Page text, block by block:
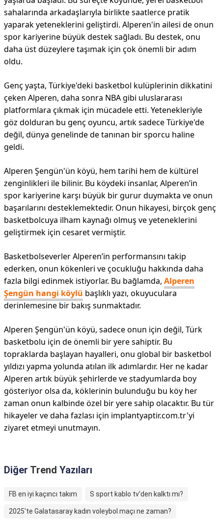
sahalarında arkadaşlarıyla birlikte saatlerce pratik
yaparak yeteneklerini geliştirdi. Alperen'in ailesi de onun
spor kariyerine büyük destek sağladı. Bu destek, onu
daha üst düzeylere taşımak için çok önemli bir adım
oldu.
Genç yaşta, Türkiye'deki basketbol kulüplerinin dikkatini
çeken Alperen, daha sonra NBA gibi uluslararası
platformlara çıkmak için mücadele etti. Yetenekleriyle
göz dolduran bu genç oyuncu, artık sadece Türkiye'de
değil, dünya genelinde de tanınan bir sporcu haline
geldi.
Alperen Şengün'ün köyü, hem tarihi hem de kültürel
zenginlikleri ile bilinir. Bu köydeki insanlar, Alperen’in
spor kariyerine karşı büyük bir gurur duymakta ve onun
başarılarını desteklemektedir. Onun hikayesi, birçok genç
basketbolcuya ilham kaynağı olmuş ve yeteneklerini
geliştirmek için cesaret vermiştir.
Basketbolseverler Alperen’in performansını takip
ederken, onun kökenleri ve çocukluğu hakkında daha
fazla bilgi edinmek istiyorlar. Bu bağlamda, Alperen
Şengün hangi köylü başlıklı yazı, okuyuculara
derinlemesine bir bakış sunmaktadır.
Alperen Şengün'ün köyü, sadece onun için değil, Türk
basketbolu için de önemli bir yere sahiptir. Bu
topraklarda başlayan hayalleri, onu global bir basketbol
yıldızı yapma yolunda atılan ilk adımlardır. Her ne kadar
Alperen artık büyük şehirlerde ve stadyumlarda boy
gösteriyor olsa da, köklerinin bulunduğu bu köy her
zaman onun kalbinde özel bir yere sahip olacaktır. Bu tür
hikayeler ve daha fazlası için implantyaptir.com.tr'yi
ziyaret etmeyi unutmayın.
Diğer Trend Yazıları
FB en iyi kaçıncı takım S sport kablo tv'den kalktı mı?
2025'te Galatasaray kadın voleybol maçı ne zaman?